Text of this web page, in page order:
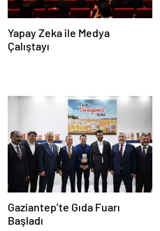
Yapay Zeka ile Medya
Çalıştayı
Gaziantep’te Gıda Fuarı
Başladı